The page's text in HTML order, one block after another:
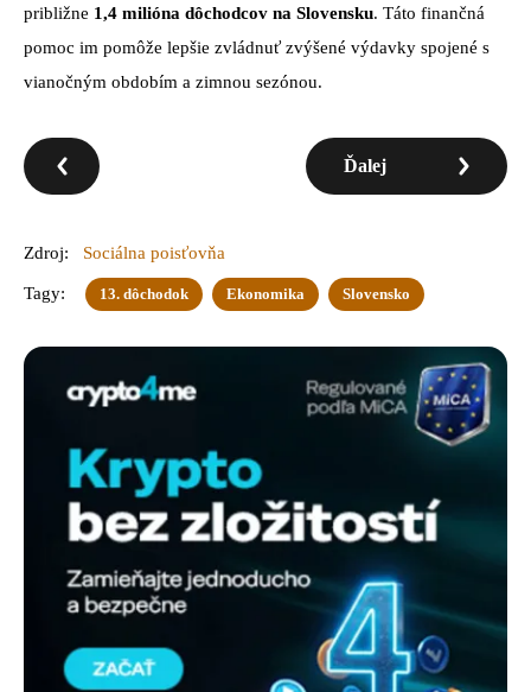
približne 1,4 milióna dôchodcov na Slovensku. Táto finančná
pomoc im pomôže lepšie zvládnuť zvýšené výdavky spojené s
vianočným obdobím a zimnou sezónou.
Ďalej
Zdroj: Sociálna poisťovňa
Tagy: 13. dôchodok Ekonomika Slovensko